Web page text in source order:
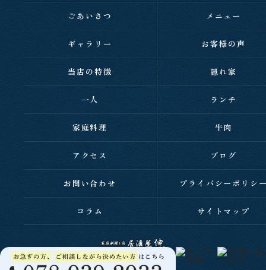
ごあいさつ メニュー
ギャラリー お客様の声
当店の特徴 隠れ家
一人 ランチ
家庭料理 牛肉
アクセス ブログ
お問い合わせ プライバシーポリシ
コラム サイトマップ